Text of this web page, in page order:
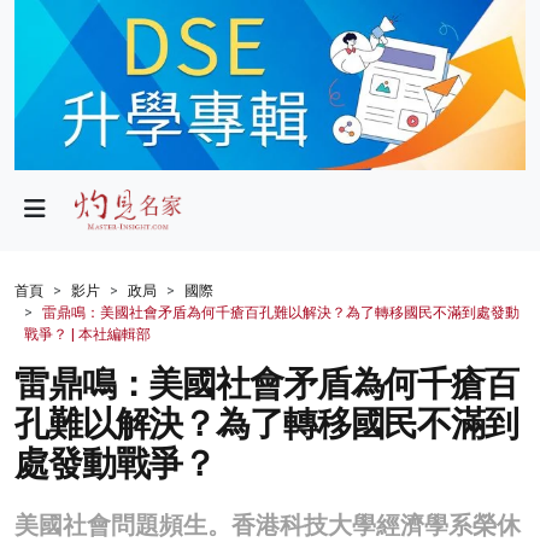
政局
財經
生活
健康
商業
科技
影片
首頁 影片 政局
國際
雷鼎鳴：美國社會矛盾為何千瘡百孔難以解決？為了轉移國民不滿到處發動
戰爭？ | 本社編輯部
雷鼎鳴：美國社會矛盾為何千瘡百
孔難以解決？為了轉移國民不滿到
處發動戰爭？
美國社會問題頻生。香港科技大學經濟學系榮休